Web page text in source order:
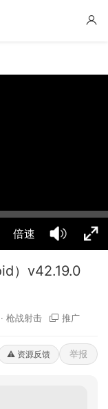
倍速
）v42.19.0
· 枪战射击 推广
⚠️ 资源反馈 举报